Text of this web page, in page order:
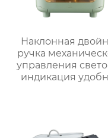
Наклонная
ручка
управления
индикация